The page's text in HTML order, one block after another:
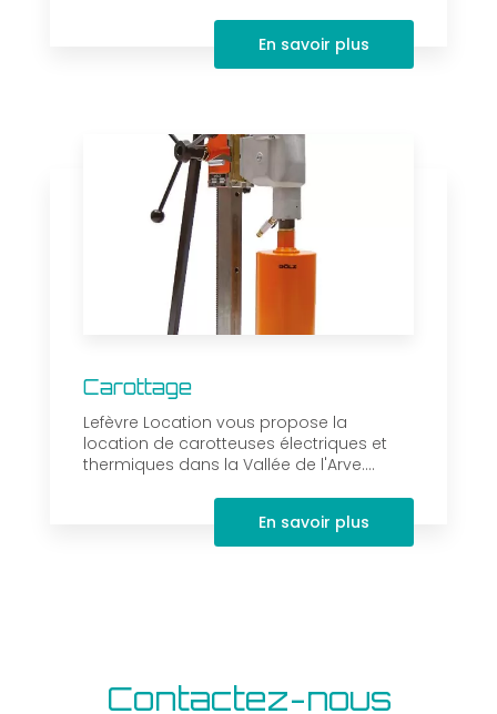
En savoir plus
Carottage
Lefèvre Location vous propose la
location de carotteuses électriques et
thermiques dans la Vallée de l'Arve....
En savoir plus
Contactez-nous